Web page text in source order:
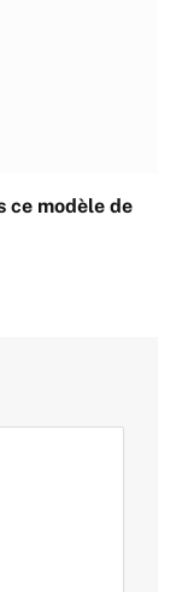
ce modèle de